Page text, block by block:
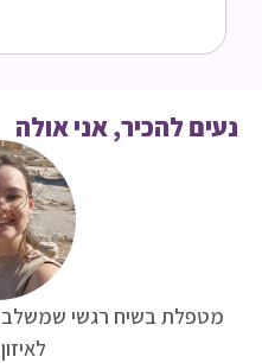
להכיר, אני אולה
לאיזון פנימי.